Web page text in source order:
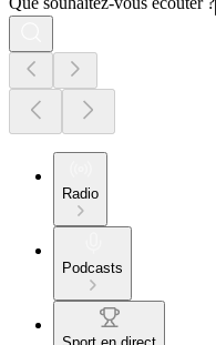
Radio
Podcasts